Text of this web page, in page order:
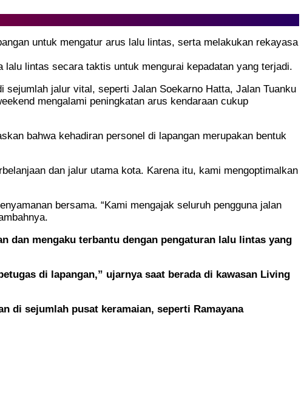
untuk mengatur arus lalu lintas, serta melakukan rekayasa
lintas secara taktis untuk mengurai kepadatan yang terjadi.
jalur vital, seperti Jalan Soekarno Hatta, Jalan Tuanku
mengalami peningkatan arus kendaraan cukup
bahwa kehadiran personel di lapangan merupakan bentuk
dan jalur utama kota. Karena itu, kami mengoptimalkan
bersama. “Kami mengajak seluruh pengguna jalan
dan mengaku terbantu dengan pengaturan lalu lintas yang
di lapangan,” ujarnya saat berada di kawasan Living
di sejumlah pusat keramaian, seperti Ramayana